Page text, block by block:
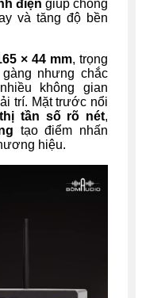
điện giúp chống
và tăng độ bền
× 44 mm, trọng
nhưng chắc
không gian
trí. Mặt trước nổi
tần số rõ nét,
tạo điểm nhấn
hiệu.